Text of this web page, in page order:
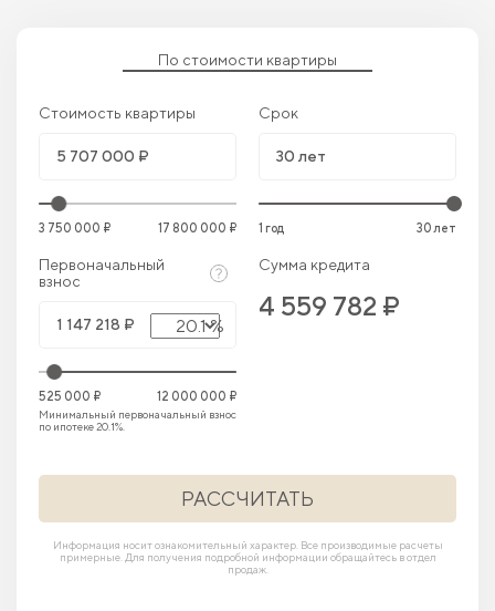
По стоимости квартиры
Стоимость квартиры
3 750 000 ₽ 17 800 000 ₽
Срок
1 год 30 лет
Первоначальный
взнос
20.1 %
525 000 ₽
12 000 000 ₽
Минимальный первоначальный взнос
по ипотеке 20.1%.
Сумма кредита
4 559 782 ₽
РАССЧИТАТЬ
Информация носит ознакомительный характер. Все производимые расчеты
примерные. Для получения подробной информации обращайтесь в отдел
продаж.